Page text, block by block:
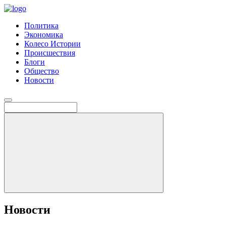
Политика
Экономика
Колесо Истории
Происшествия
Блоги
Общество
Новости
Новости